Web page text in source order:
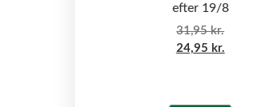
efter 19/8
31,95kr.
24,95 kr.